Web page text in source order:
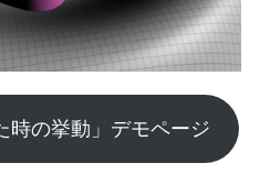
時の挙動」デモページ